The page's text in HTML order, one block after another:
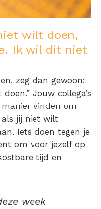
wilt doen,
Ik wil dit niet
zeg dan gewoon:
Jouw collega’s
vinden om
als jij niet wilt
Iets doen tegen je
om voor jezelf op
tijd en
week